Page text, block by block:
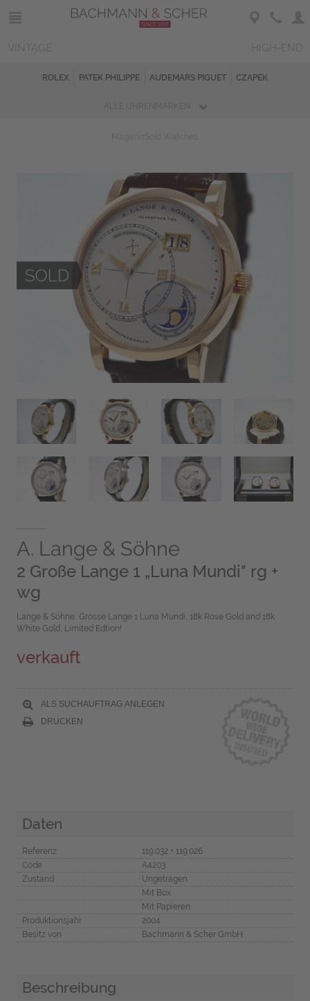
ROLEX PATEK PHILIPPE AUDEMARS PIGUET CZAPEK
A. Lange & Söhne
2 Große Lange 1 „Luna Mundi" rg +
wg
Lange & Söhne, Grosse Lange 1 Luna Mundi, 18k Rose Gold and 18k
White Gold, Limited Edtion!
verkauft
ALS SUCHAUFTRAG ANLEGEN
DRUCKEN
Daten
Referenz
119.032 + 119.026
Code
A4203
Zustand
Ungetragen
Mit Box
Mit Papieren
Produktionsjahr
2004
Besitz von
Bachmann & Scher GmbH
Beschreibung